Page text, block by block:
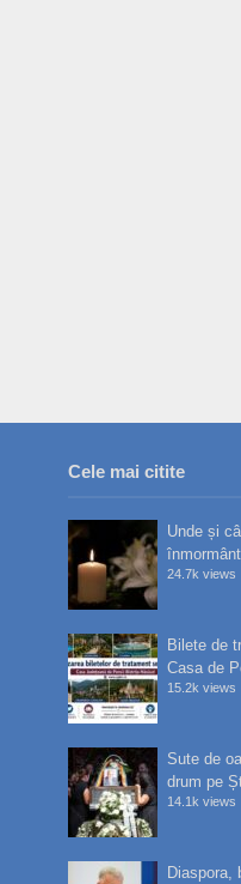
Cele mai citite
Unde și
24.7k views
Bilete de
Casa de
15.2k views
Sute de
drum pe
14.1k views
Diaspora,